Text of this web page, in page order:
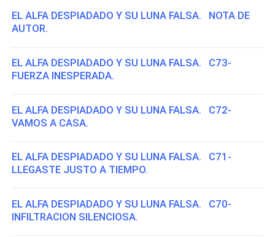
EL ALFA DESPIADADO Y SU LUNA FALSA. NOTA DE
AUTOR.
EL ALFA DESPIADADO Y SU LUNA FALSA. C73-
FUERZA INESPERADA.
EL ALFA DESPIADADO Y SU LUNA FALSA. C72-
VAMOS A CASA.
EL ALFA DESPIADADO Y SU LUNA FALSA. C71-
LLEGASTE JUSTO A TIEMPO.
EL ALFA DESPIADADO Y SU LUNA FALSA. C70-
INFILTRACION SILENCIOSA.